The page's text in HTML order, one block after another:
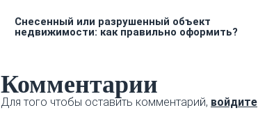
Снесенный или разрушенный объект
недвижимости: как правильно оформить?
Комментарии
Для того чтобы оставить комментарий, войдите